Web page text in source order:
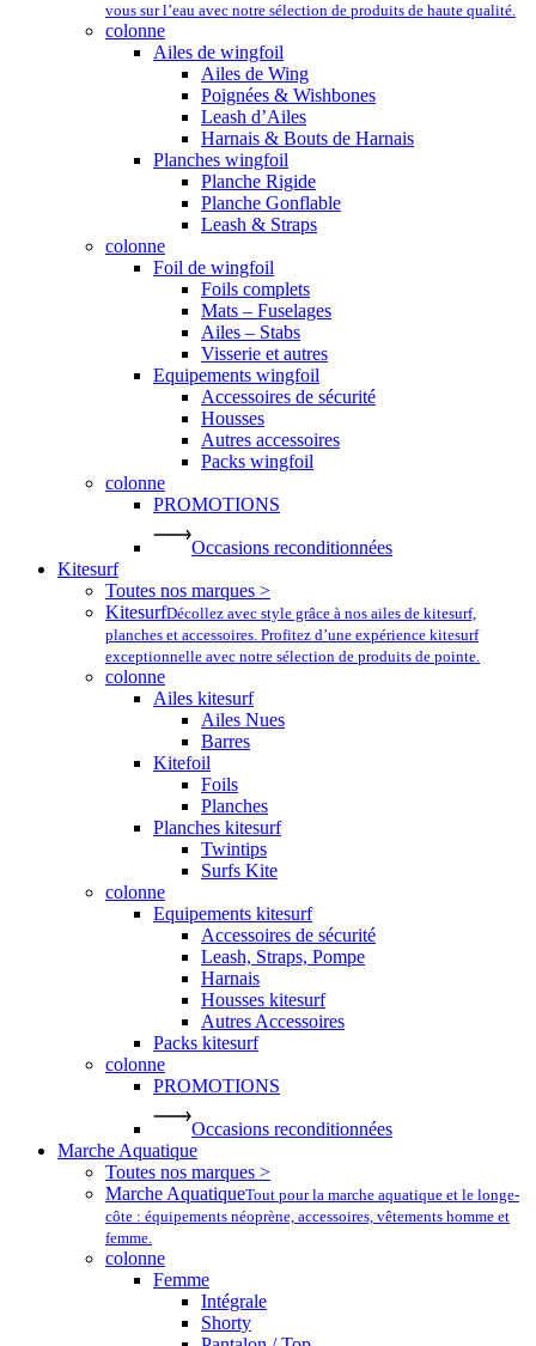
vous sur l’eau avec notre sélection de produits de haute qualité.
colonne
Ailes de wingfoil
Ailes de Wing
Poignées & Wishbones
Leash d’Ailes
Harnais & Bouts de Harnais
Planches wingfoil
Planche Rigide
Planche Gonflable
Leash & Straps
colonne
Foil de wingfoil
Foils complets
Mats – Fuselages
Ailes – Stabs
Visserie et autres
Equipements wingfoil
Accessoires de sécurité
Housses
Autres accessoires
Packs wingfoil
colonne
PROMOTIONS
Occasions reconditionnées
Kitesurf
Toutes nos marques >
KitesurfDécollez avec style grâce à nos ailes de kitesurf,
planches et accessoires. Profitez d’une expérience kitesurf
exceptionnelle avec notre sélection de produits de pointe.
colonne
Ailes kitesurf
Ailes Nues
Barres
Kitefoil
Foils
Planches
Planches kitesurf
Twintips
Surfs Kite
colonne
Equipements kitesurf
Accessoires de sécurité
Leash, Straps, Pompe
Harnais
Housses kitesurf
Autres Accessoires
Packs kitesurf
colonne
PROMOTIONS
Occasions reconditionnées
Marche Aquatique
Toutes nos marques >
Marche AquatiqueTout pour la marche aquatique et le longe-
côte : équipements néoprène, accessoires, vêtements homme et
femme.
colonne
Femme
Intégrale
Shorty